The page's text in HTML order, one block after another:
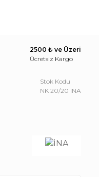
2500 ₺ ve Üzeri
Ücretsiz Kargo
Stok Kodu
NK 20/20 INA